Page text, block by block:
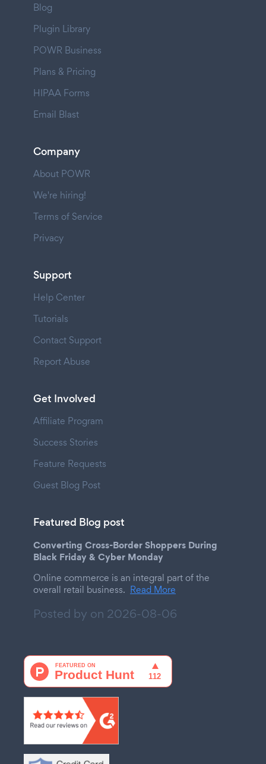
Blog
Plugin Library
POWR Business
Plans & Pricing
HIPAA Forms
Email Blast
Company
About POWR
We're hiring!
Terms of Service
Privacy
Support
Help Center
Tutorials
Contact Support
Report Abuse
Get Involved
Affiliate Program
Success Stories
Feature Requests
Guest Blog Post
Featured Blog post
Converting Cross-Border Shoppers During
Black Friday & Cyber Monday
Online commerce is an integral part of the
overall retail business. Read More
Posted by on 2026-08-06